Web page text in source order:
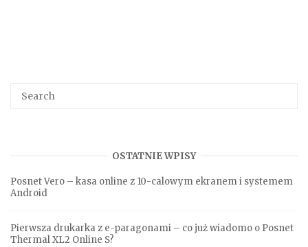
Search
OSTATNIE WPISY
Posnet Vero – kasa online z 10-calowym ekranem i systemem
Android
Pierwsza drukarka z e-paragonami – co już wiadomo o Posnet
Thermal XL2 Online S?